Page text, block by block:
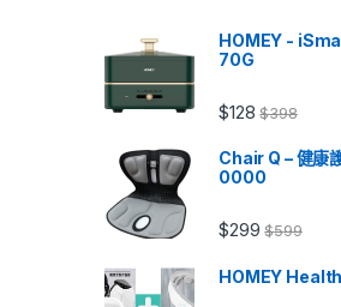
HOMEY -
70G
$128 $398
Chair Q – 健康
0000
$299 $599
HOMEY